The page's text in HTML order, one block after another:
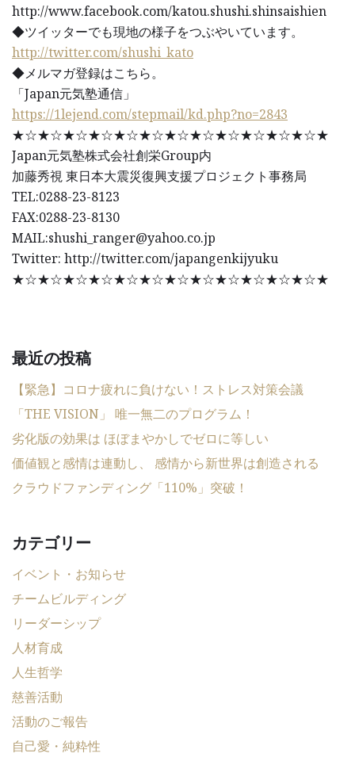
http://www.facebook.com/katou.shushi.shinsaishien
◆ツイッターでも現地の様子をつぶやいています。
http://twitter.com/shushi_kato
◆メルマガ登録はこちら。
「Japan元気塾通信」
https://1lejend.com/stepmail/kd.php?no=2843
★☆★☆★☆★☆★☆★☆★☆★☆★☆★☆★☆★☆★
Japan元気塾株式会社創栄Group内
加藤秀視 東日本大震災復興支援プロジェクト事務局
TEL:0288-23-8123
FAX:0288-23-8130
MAIL:shushi_ranger@yahoo.co.jp
Twitter: http://twitter.com/japangenkijyuku
★☆★☆★☆★☆★☆★☆★☆★☆★☆★☆★☆★☆★
最近の投稿
【緊急】コロナ疲れに負けない！ストレス対策会議
「THE VISION」 唯一無二のプログラム！
劣化版の効果は ほぼまやかしでゼロに等しい
価値観と感情は連動し、 感情から新世界は創造される
クラウドファンディング「110%」突破！
カテゴリー
イベント・お知らせ
チームビルディング
リーダーシップ
人材育成
人生哲学
慈善活動
活動のご報告
自己愛・純粋性